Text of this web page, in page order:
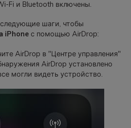
Fi и Bluetooth включены.
шаги, чтобы
iPhone с помощью AirDrop:
AirDrop в "Центре управления"
AirDrop установлено
могли видеть устройство.